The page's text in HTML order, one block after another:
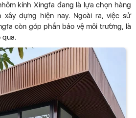
kính Xingfa đang là lựa chọn hàng
xây dựng hiện nay. Ngoài ra, việc sử
còn góp phần bảo vệ môi trường, là
qua.